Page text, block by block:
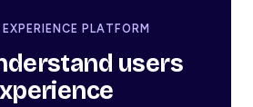
PLATFORM
users